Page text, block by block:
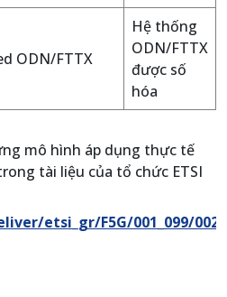
ODN/FTTX
Hệ thống
ODN/FTTX
được số
hóa
mô hình áp dụng thực tế
tài liệu của tổ chức ETSI
etsi_gr/F5G/001_099/002/